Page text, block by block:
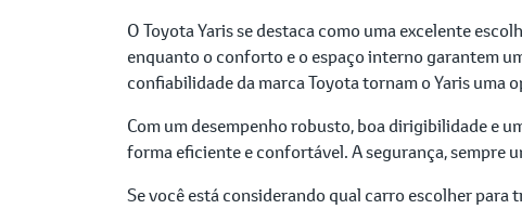
O Toyota Yaris se destaca como uma excelente
enquanto o conforto e o espaço interno garantem
confiabilidade da marca Toyota tornam o Yaris uma
Com um desempenho robusto, boa dirigibilidade e
forma eficiente e confortável. A segurança, sempre
Se você está considerando qual carro escolher para